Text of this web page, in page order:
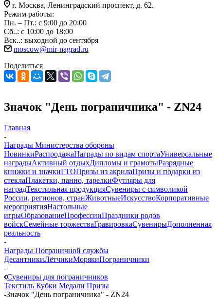
г. Москва, Ленинградский проспект, д. 62.
Режим работы:
Пн. – Пт.: с 9:00 до 20:00
Сб..: с 10:00 до 18:00
Вск..: выходной до сентября
moscow@mir-nagrad.ru
Поделиться
Значок "День пограничника" - ZN24
Главная
-
Награды Министерства обороны
НовинкиРаспродажаНаграды по видам спортаУниверсальные
наградыАктивный отдыхДипломы и грамотыРазрядные
книжки и значкиГТОПризы из акрилаПризы и подарки из
стеклаПлакетки, панно, тарелкиФутляры для
наградТекстильная продукцияСувениры с символикой
России, регионов, странЖивотныеИскусствоКорпоративные
мероприятияНастольные
игрыОбразованиеПрофессииПраздники родов
войскСемейные торжестваГравировкаСувенирыДополненная
реальность
-
Награды Пограничной службы
ДесантникиЛётчикиМорякиПограничники
-
Сувениры для пограничников
Текстиль Кубки Медали Призы
-Значок "День пограничника" - ZN24